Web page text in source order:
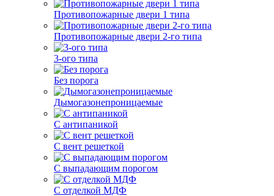
Противопожарные двери 1 типа
Противопожарные двери 2-го типа
3-ого типа
Без порога
Дымогазонепроницаемые
С антипаникой
С вент решеткой
С выпадающим порогом
С отделкой МДФ